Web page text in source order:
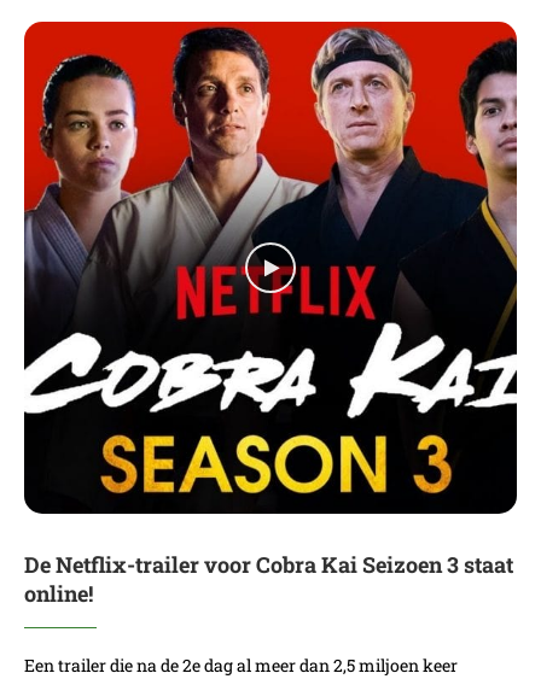
De Netflix-trailer voor Cobra Kai Seizoen 3 staat
online!
Een trailer die na de 2e dag al meer dan 2,5 miljoen keer